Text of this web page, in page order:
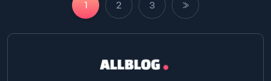
1 2 3 »